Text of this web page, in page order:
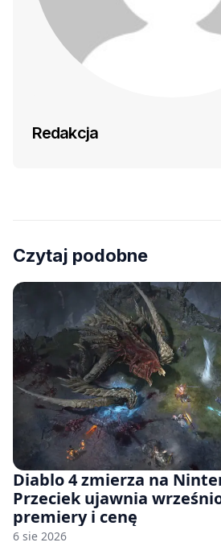
Redakcja
Czytaj podobne
Diablo 4 zmierza na
Przeciek ujawnia
premiery i cenę
6 sie 2026